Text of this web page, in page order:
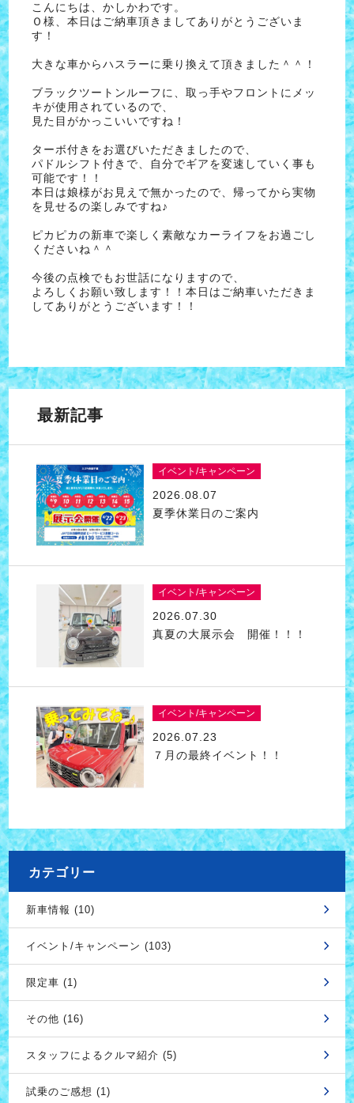
こんにちは、かしかわです。
Ｏ様、本日はご納車頂きましてありがとうございま
す！
大きな車からハスラーに乗り換えて頂きました＾＾！
ブラックツートンルーフに、取っ手やフロントにメッ
キが使用されているので、
見た目がかっこいいですね！
ターボ付きをお選びいただきましたので、
パドルシフト付きで、自分でギアを変速していく事も
可能です！！
本日は娘様がお見えで無かったので、帰ってから実物
を見せるの楽しみですね♪
ピカピカの新車で楽しく素敵なカーライフをお過ごし
くださいね＾＾
今後の点検でもお世話になりますので、
よろしくお願い致します！！本日はご納車いただきま
してありがとうございます！！
最新記事
イベント/キャンペーン
2026.08.07
夏季休業日のご案内
イベント/キャンペーン
2026.07.30
真夏の大展示会 開催！！！
イベント/キャンペーン
2026.07.23
７月の最終イベント！！
カテゴリー
新車情報 (10)
イベント/キャンペーン (103)
限定車 (1)
その他 (16)
スタッフによるクルマ紹介 (5)
試乗のご感想 (1)